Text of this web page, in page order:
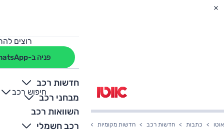
רוצים
פניה ב-WhatsApp
חדשות רכב
מבחני רכב
השוואות רכב
רכב חשמלי
חיפוש רכב
+
-
אוטו כתבות חדשות רכב חדשות מקומיות אודי Q3 החדש בארץ – המחיר החל מ-319,000 שקלים